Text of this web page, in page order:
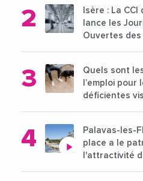
Isère : La
lance les
Ouvertes
Quels sont
l’emploi pour
déficientes
Palavas-les-
place a le
l'attractivité